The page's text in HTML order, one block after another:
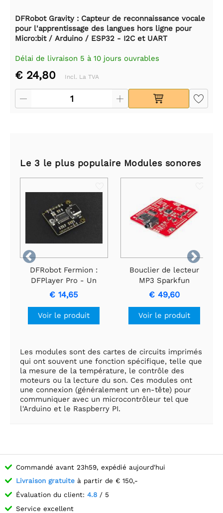
DFRobot Gravity : Capteur de reconnaissance vocale
pour l'apprentissage des langues hors ligne pour
Micro:bit / Arduino / ESP32 - I2C et UART
Délai de livraison 5 à 10 jours ouvrables
€ 24,80 Incl. La TVA
Le 3 le plus populaire Modules sonores


DFRobot Fermion :
DFPlayer Pro - Un
mini lecteur MP3 avec
stockage intégré de
128 Mo (Breakout)
€ 14,65
Voir le produit
Bouclier de lecteur
MP3 Sparkfun
€ 49,60
Voir le produit
Les modules sont des cartes de circuits imprimés
qui ont souvent une fonction spécifique, telle que
la mesure de la température, le contrôle des
moteurs ou la lecture du son. Ces modules ont
une connexion (généralement un en-tête) pour
communiquer avec un microcontrôleur tel que
l'Arduino et le Raspberry PI.
Commandé avant 23h59, expédié aujourd'hui
Livraison gratuite à partir de € 150,-
Évaluation du client: 4.8 / 5
Service excellent